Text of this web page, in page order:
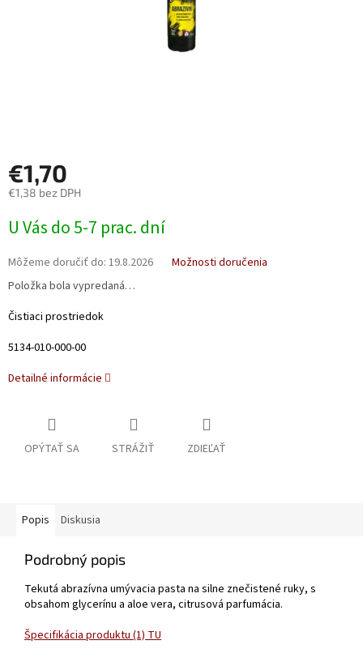
€1,70
€1,38 bez DPH
cena:
U Vás do 5-7 prac. dní
Môžeme doručiť do: 19.8.2026
Možnosti doručenia
Položka bola vypredaná…
Čistiaci prostriedok
5134-010-000-00
Detailné informácie
OPÝTAŤ SA STRÁŽIŤ ZDIEĽAŤ
Popis Diskusia
Podrobný popis
Tekutá abrazívna umývacia pasta na silne znečistené ruky, s
obsahom glycerínu a aloe vera, citrusová parfumácia.
Špecifikácia produktu (1) TU